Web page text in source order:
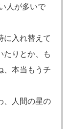
人が多いで
に入れ替えて
たりとか、も
、本当もうチ
、人間の星の